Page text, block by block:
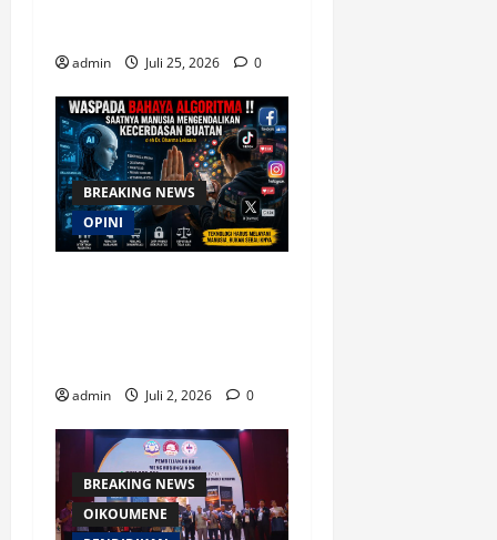
admin Juli 25, 2026 0
BREAKING NEWS
OPINI
admin Juli 2, 2026 0
BREAKING NEWS
OIKOUMENE